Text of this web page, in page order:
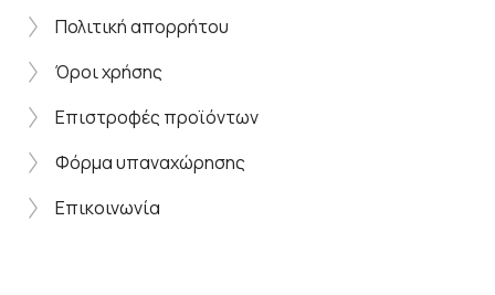
Πολιτική απορρήτου
Όροι χρήσης
Επιστροφές προϊόντων
Φόρμα υπαναχώρησης
Επικοινωνία